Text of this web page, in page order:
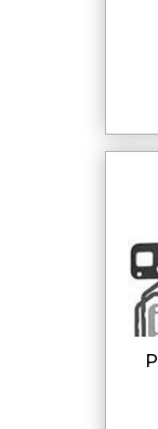
pochette rodage pour